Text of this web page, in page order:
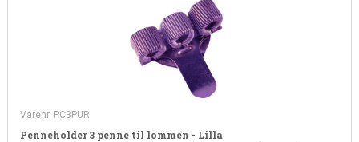
Varenr. PC3PUR
Penneholder 3 penne til lommen - Lilla